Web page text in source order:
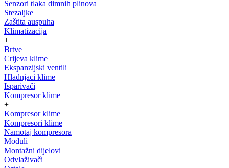
Senzori tlaka dimnih plinova
Stezaljke
Zaštita auspuha
Klimatizacija
+
Brtve
Crijeva klime
Ekspanzijski ventili
Hladnjaci klime
Isparivači
Kompresor klime
+
Kompresor klime
Kompresori klime
Namotaj kompresora
Moduli
Montažni dijelovi
Odvlaživači